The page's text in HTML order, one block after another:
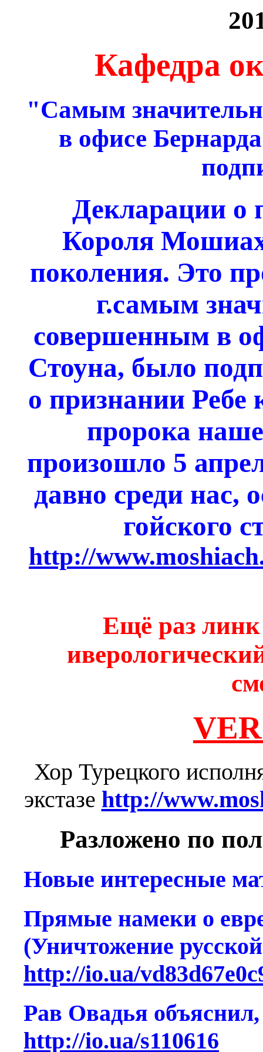
Кафедра
"Самым
в офисе
Декларации о
Короля
поколения. Это
г.самым
совершенным в
Стоуна, было
о признании
пророка
произошло 5
давно среди нас,
гойского
http://
Ещё раз
Хор Турецкого
экстазе http://
Разложено по
Новые интересные
Прямые намеки о
(Уничтожение
http://io.ua/
Рав Овадья
http://io.ua/s110616